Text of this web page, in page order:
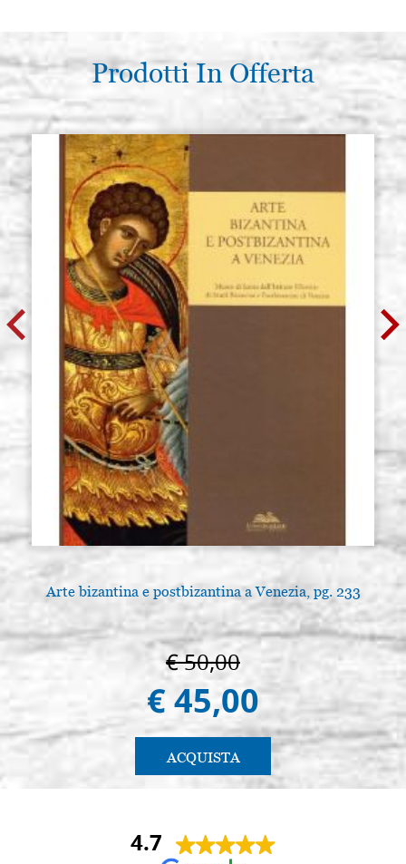
Prodotti In Offerta
Arte bizantina e postbizantina a Venezia, pg. 233
€ 50,00
€ 45,00
ACQUISTA
4.7